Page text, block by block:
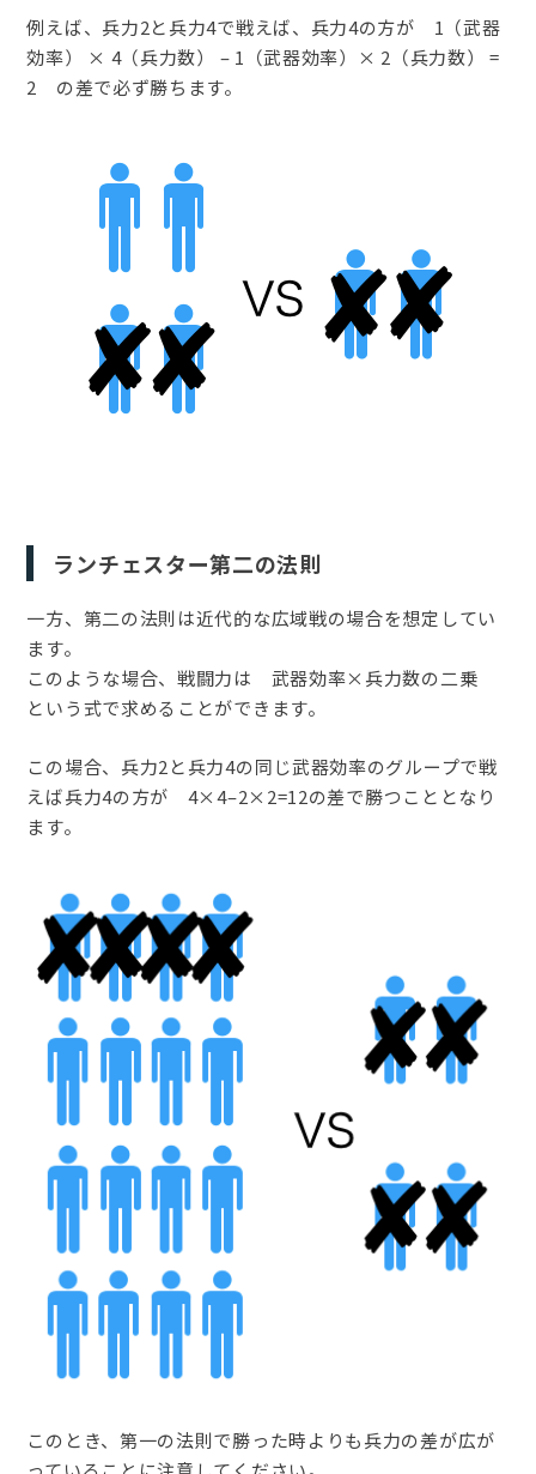
例えば、兵力2と兵力4で戦えば、兵力4の方が 1（武器
効率） × 4（兵力数） – 1（武器効率）× 2（兵力数） =
2 の差で必ず勝ちます。
ランチェスター第二の法則
一方、第二の法則は近代的な広域戦の場合を想定してい
ます。
このような場合、戦闘力は 武器効率×兵力数の二乗
という式で求めることができます。
この場合、兵力2と兵力4の同じ武器効率のグループで戦
えば兵力4の方が 4×4–2×2=12の差で勝つこととなり
ます。
このとき、第一の法則で勝った時よりも兵力の差が広が